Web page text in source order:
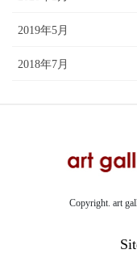
2019年5月
2018年7月
Copyright. art